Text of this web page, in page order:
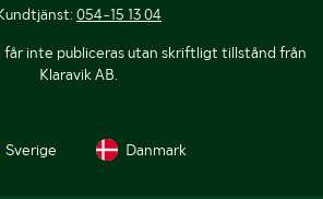
054-15 13 04
får inte publiceras utan skriftligt tillstånd från
Klaravik AB.
Sverige Danmark